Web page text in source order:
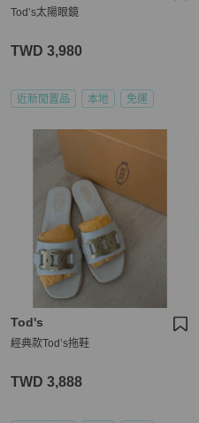
Tod’s太陽眼鏡
TWD 3,980
近新閒置品 本地 免運
Tod's
經典款Tod’s拖鞋
TWD 3,888